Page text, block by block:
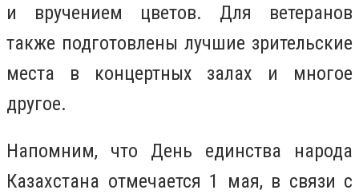
и вручением цветов. Для ветеранов
также подготовлены лучшие зрительские
места в концертных залах и многое
другое.
Напомним, что День единства народа
Казахстана отмечается 1 мая, в связи с